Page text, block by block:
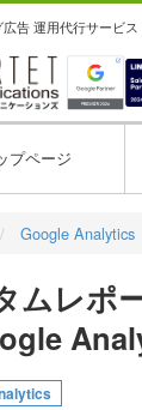
広告 運用代行サービ
プページ
Google Analytics
ムレポ